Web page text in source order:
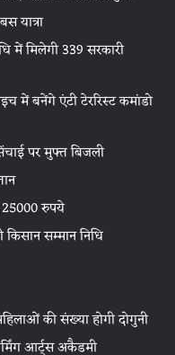
यात्रा
में मिलेगी 339 सरकारी
में बनेंगे एंटी टेररिस्ट कमांडो
पर मुफ्त बिजली
25000 रुपये
सम्मान निधि
की संख्या होगी दोगुनी
आर्ट्स अकैडमी